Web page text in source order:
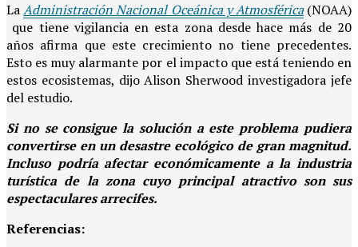
LaAdministración Nacional Oceánica y Atmosférica(NOAA)
que tiene vigilancia en esta zona desde hace más de 20
años afirma que este crecimiento no tiene precedentes.
Esto es muy alarmante por el impacto que está teniendo en
estos ecosistemas, dijo Alison Sherwood investigadora jefe
del estudio.
Si no se consigue la solución a este problema pudiera
convertirse en un desastre ecológico de gran magnitud.
Incluso podría afectar económicamente a la industria
turística de la zona cuyo principal atractivo son sus
espectaculares arrecifes.
Referencias: